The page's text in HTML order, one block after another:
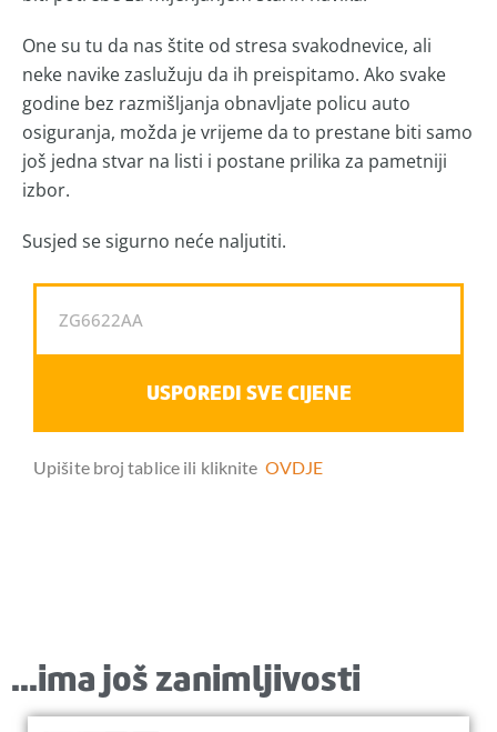
One su tu da nas štite od stresa svakodnevice, ali
neke navike zaslužuju da ih preispitamo. Ako svake
godine bez razmišljanja obnavljate policu auto
osiguranja, možda je vrijeme da to prestane biti samo
još jedna stvar na listi i postane prilika za pametniji
izbor.
Susjed se sigurno neće naljutiti.
USPOREDI SVE CIJENE
Upišite broj tablice ili kliknite OVDJE
...ima još zanimljivosti